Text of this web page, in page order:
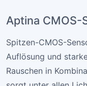
Aptina CMOS-
Spitzen-CMOS-
Auflösung und
Rauschen in